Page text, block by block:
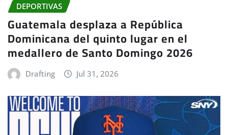
DEPORTIVAS
Guatemala desplaza a República
Dominicana del quinto lugar en el
medallero de Santo Domingo 2026
Drafting Jul 31, 2026